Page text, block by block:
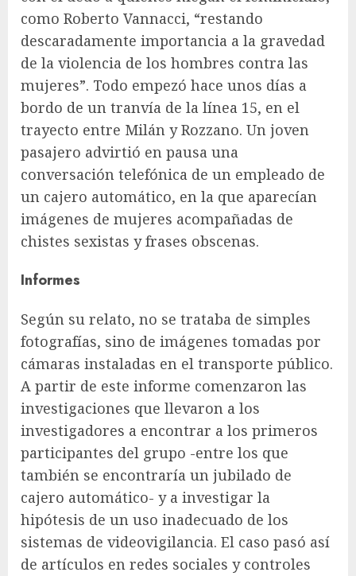
como Roberto Vannacci, “restando
descaradamente importancia a la gravedad
de la violencia de los hombres contra las
mujeres”. Todo empezó hace unos días a
bordo de un tranvía de la línea 15, en el
trayecto entre Milán y Rozzano. Un joven
pasajero advirtió en pausa una
conversación telefónica de un empleado de
un cajero automático, en la que aparecían
imágenes de mujeres acompañadas de
chistes sexistas y frases obscenas.
Informes
Según su relato, no se trataba de simples
fotografías, sino de imágenes tomadas por
cámaras instaladas en el transporte público.
A partir de este informe comenzaron las
investigaciones que llevaron a los
investigadores a encontrar a los primeros
participantes del grupo -entre los que
también se encontraría un jubilado de
cajero automático- y a investigar la
hipótesis de un uso inadecuado de los
sistemas de videovigilancia. El caso pasó así
de artículos en redes sociales y controles